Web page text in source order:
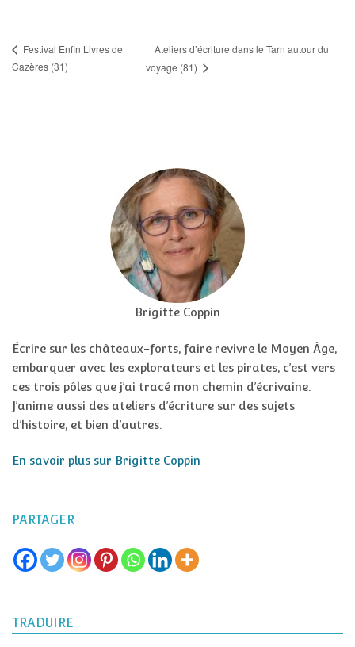
Festival Enfin Livres de
Cazères (31)
Ateliers d’écriture dans le Tarn autour du
voyage (81)
Brigitte Coppin
Écrire sur les châteaux-forts, faire revivre le Moyen Âge,
embarquer avec les explorateurs et les pirates, c’est vers
ces trois pôles que j’ai tracé mon chemin d’écrivaine.
J’anime aussi des ateliers d’écriture sur des sujets
d’histoire, et bien d’autres.
En savoir plus sur Brigitte Coppin
PARTAGER
TRADUIRE